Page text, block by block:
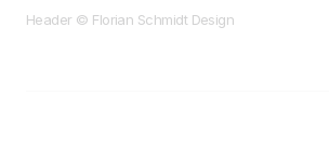
Header © Florian Schmidt Design